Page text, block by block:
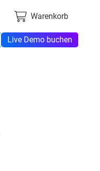
Warenkorb
Live Demo buchen